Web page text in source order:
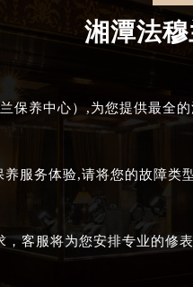
湘潭法
保养中心）,为您提供最全
服务体验,请将您的故障类
，客服将为您安排专业的修